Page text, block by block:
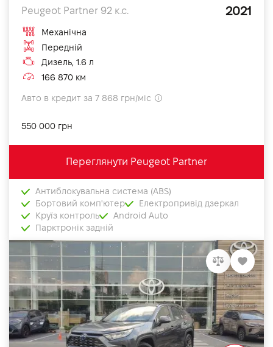
Peugeot Partner 92 к.с. 2021
Механічна
Передній
Дизель, 1.6 л
166 870 км
Авто в кредит за 7 868 грн/міс
550 000 грн
Переглянути Peugeot Partner
Антиблокувальна система (ABS)
Бортовий комп'ютер
Електропривід дзеркал
Круїз контроль
Android Auto
Парктронік задній